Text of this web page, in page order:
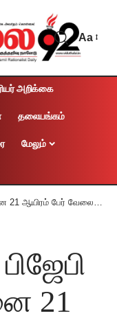
Aa
அறிக்கை
தலையங்கம்
மேலும்
பேர் வேலையிழக்கும் அபாயம்
21